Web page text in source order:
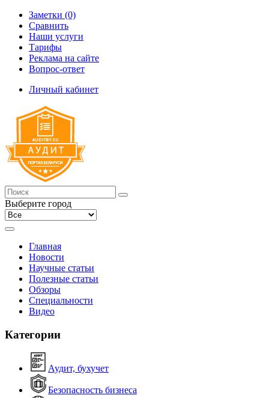
Заметки (0)
Сравнить
Наши услуги
Тарифы
Реклама на сайте
Вопрос-ответ
Личный кабинет
Выберите город
Главная
Новости
Научные статьи
Полезные статьи
Обзоры
Специальности
Видео
Категории
Аудит, бухучет
Безопасность бизнеса